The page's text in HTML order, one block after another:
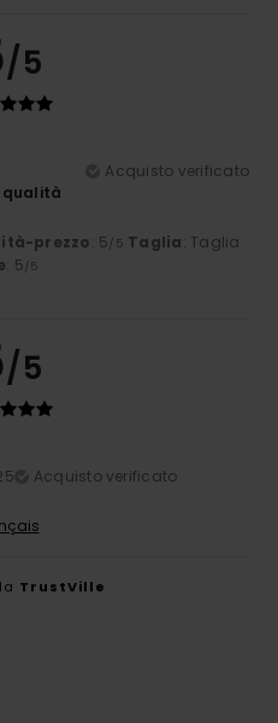
/5
Acquisto verificato
prezzo: 5/5 Taglia: Taglia
: 5/5
/5
Acquisto verificato
TrustVille